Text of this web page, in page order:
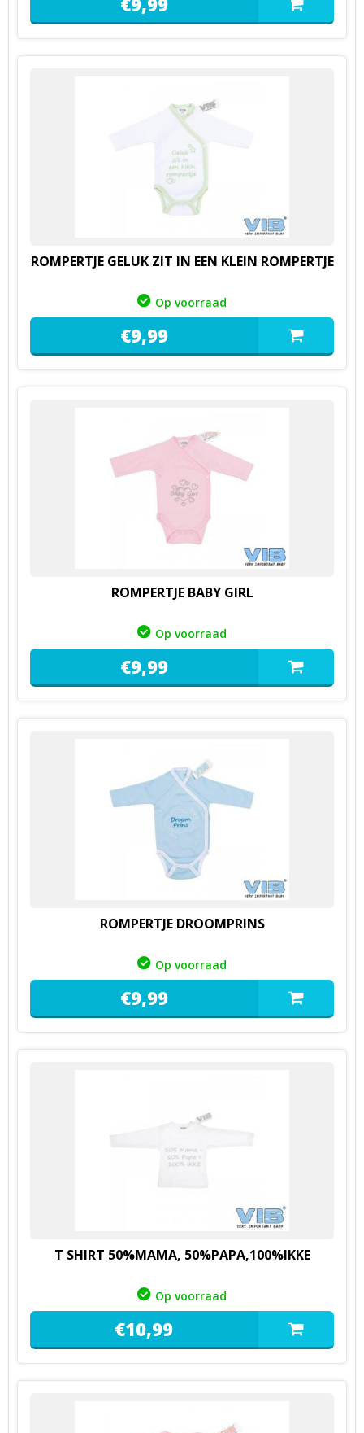
ROMPERTJE GELUK ZIT IN EEN KLEIN ROMPERTJE
Op voorraad
€9,99
ROMPERTJE BABY GIRL
Op voorraad
€9,99
ROMPERTJE DROOMPRINS
Op voorraad
€9,99
T SHIRT 50%MAMA, 50%PAPA,100%IKKE
Op voorraad
€10,99